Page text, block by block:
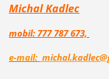
Michal Kadlec
mobil:777 787 673,
e-mail: